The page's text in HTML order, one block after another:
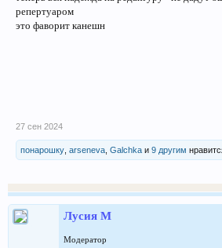
репертуаром
это фаворит канешн
27 сен 2024
понарошку arseneva Galchka и 9 другим
Лусия М
Модератор